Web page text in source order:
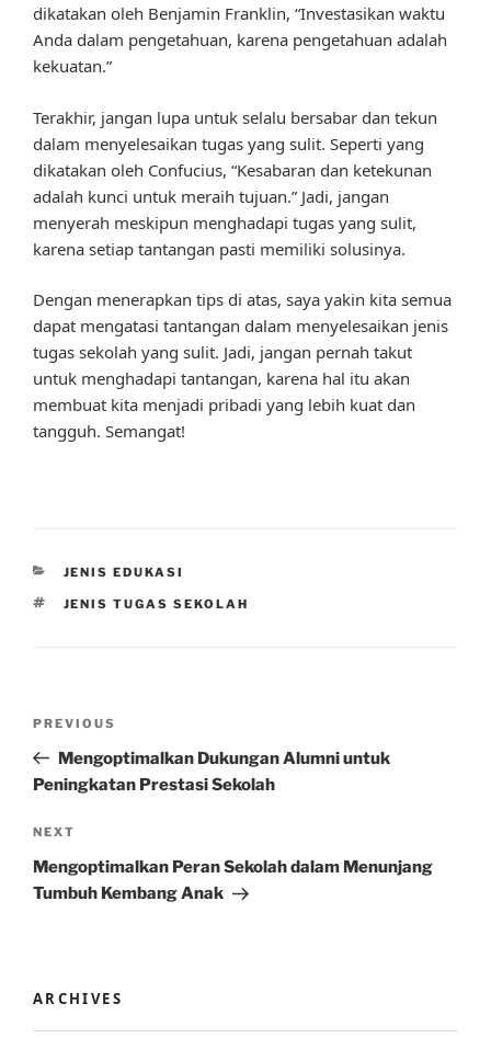
dikatakan oleh Benjamin Franklin, “Investasikan waktu
Anda dalam pengetahuan, karena pengetahuan adalah
kekuatan.”
Terakhir, jangan lupa untuk selalu bersabar dan tekun
dalam menyelesaikan tugas yang sulit. Seperti yang
dikatakan oleh Confucius, “Kesabaran dan ketekunan
adalah kunci untuk meraih tujuan.” Jadi, jangan
menyerah meskipun menghadapi tugas yang sulit,
karena setiap tantangan pasti memiliki solusinya.
Dengan menerapkan tips di atas, saya yakin kita semua
dapat mengatasi tantangan dalam menyelesaikan jenis
tugas sekolah yang sulit. Jadi, jangan pernah takut
untuk menghadapi tantangan, karena hal itu akan
membuat kita menjadi pribadi yang lebih kuat dan
tangguh. Semangat!
CATEGORIES
JENIS EDUKASI
TAGS
JENIS TUGAS SEKOLAH
Previous
Post
PREVIOUS
Mengoptimalkan Dukungan Alumni untuk
Peningkatan Prestasi Sekolah
Next
Post
NEXT
Mengoptimalkan Peran Sekolah dalam Menunjang
Tumbuh Kembang Anak
ARCHIVES